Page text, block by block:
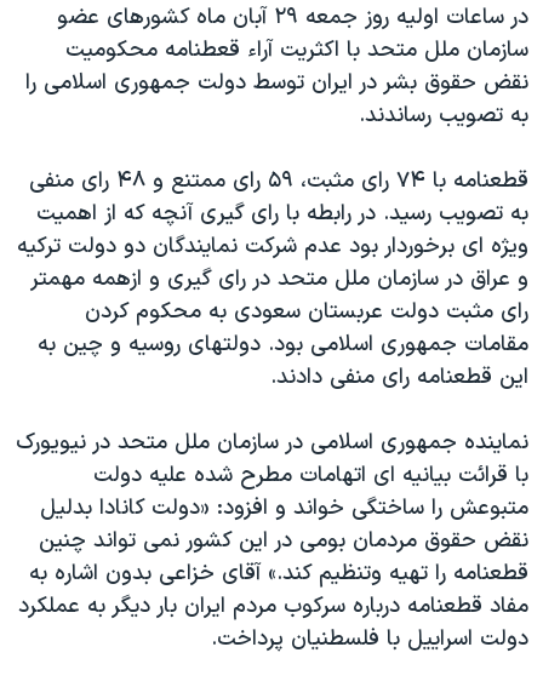
دادگاه حمید نوری
چهل سال گروگان‌گیری
قانون شفافیت دارائی کادر رهبری ایران
اعتراضات مردمی آبان ۹۸
اسرائیل در جنگ
نرگس محمدی برنده جایزه نوبل صلح
همایش محافظه‌کاران آمریکا «سی‌پک»
صفحه‌های ویژه
سفر پرزیدنت ترامپ به چین
در ساعات اوليه روز جمعه ۲۹ آبان ماه کشورهای عضو
سازمان ملل متحد با اکثريت آراء قعطنامه محکوميت
نقض حقوق بشر در ايران توسط دولت جمهوری اسلامی را
به تصويب رساندند.
قطعنامه با ۷۴ رای مثبت، ۵۹ رای ممتنع و ۴۸ رای منفی
به تصويب رسيد. در رابطه با رای گيری آنچه که از اهميت
ويژه ای برخوردار بود عدم شرکت نمايندگان دو دولت ترکيه
و عراق در سازمان ملل متحد در رای گيری و ازهمه مهمتر
رای مثبت دولت عربستان سعودی به محکوم کردن
مقامات جمهوری اسلامی بود. دولتهای روسيه و چين به
اين قطعنامه رای منفی دادند.
نماينده جمهوری اسلامی در سازمان ملل متحد در نيویورک
با قرائت بيانيه ای اتهامات مطرح شده عليه دولت
متبوعش را ساختگی خواند و افزود: «دولت کانادا بدليل
نقض حقوق مردمان بومی در اين کشور نمی تواند چنين
قطعنامه را تهيه وتنظيم کند.» آقای خزاعی بدون اشاره به
مفاد قطعنامه درباره سرکوب مردم ايران بار ديگر به عملکرد
دولت اسراييل با فلسطنيان پرداخت.